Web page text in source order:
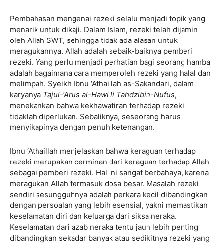
Pembahasan mengenai rezeki selalu menjadi topik yang
menarik untuk dikaji. Dalam Islam, rezeki telah dijamin
oleh Allah SWT, sehingga tidak ada alasan untuk
meragukannya. Allah adalah sebaik-baiknya pemberi
rezeki. Yang perlu menjadi perhatian bagi seorang hamba
adalah bagaimana cara memperoleh rezeki yang halal dan
melimpah. Syeikh Ibnu ‘Athaillah as-Sakandari, dalam
karyanya Tajul-‘Arus al-Hawi li Tahdzibin-Nufus,
menekankan bahwa kekhawatiran terhadap rezeki
tidaklah diperlukan. Sebaliknya, seseorang harus
menyikapinya dengan penuh ketenangan.
Ibnu ‘Athaillah menjelaskan bahwa keraguan terhadap
rezeki merupakan cerminan dari keraguan terhadap Allah
sebagai pemberi rezeki. Hal ini sangat berbahaya, karena
meragukan Allah termasuk dosa besar. Masalah rezeki
sendiri sesungguhnya adalah perkara kecil dibandingkan
dengan persoalan yang lebih esensial, yakni memastikan
keselamatan diri dan keluarga dari siksa neraka.
Keselamatan dari azab neraka tentu jauh lebih penting
dibandingkan sekadar banyak atau sedikitnya rezeki yang